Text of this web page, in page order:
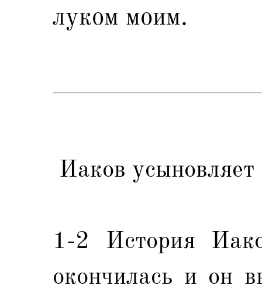
луком моим.
Иаков
1-2 История
окончилась и он